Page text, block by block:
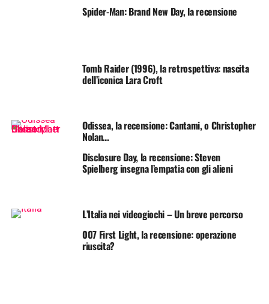
Spider-Man: Brand New Day, la recensione
Tomb Raider (1996), la retrospettiva: nascita
dell’iconica Lara Croft
Odissea, la recensione: Cantami, o Christopher
Nolan…
Disclosure Day, la recensione: Steven
Spielberg insegna l’empatia con gli alieni
L’Italia nei videogiochi – Un breve percorso
007 First Light, la recensione: operazione
riuscita?